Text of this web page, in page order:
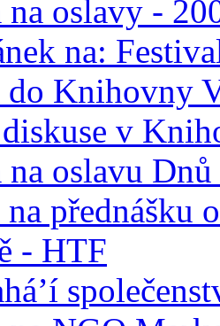
na oslavy -
na:
do Knihovny
v
na oslavu
přednášku
- HTF